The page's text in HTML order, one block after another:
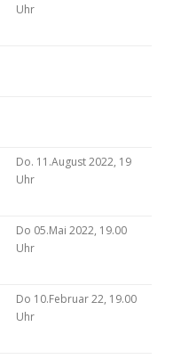
Uhr
Do. 11.August 2022, 19
Uhr
Do 05.Mai 2022, 19.00
Uhr
Do 10.Februar 22, 19.00
Uhr